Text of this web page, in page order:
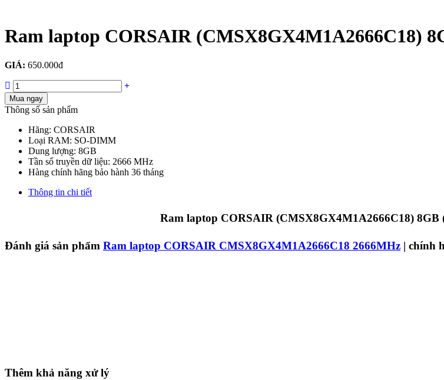
Ram laptop CORSAIR (CMSX8GX4M1A2666C18)
GIÁ: 650.000đ
Mua ngay
Thông số sản phẩm
Hãng: CORSAIR
Loại RAM: SO-DIMM
Dung lượng: 8GB
Tần số truyền dữ liệu: 2666 MHz
Hàng chính hãng bảo hành 36 tháng
Thông tin chi tiết
Ram laptop CORSAIR (CMSX8GX4M1A2666C18) 8GB
Đánh giá sản phẩm Ram laptop CORSAIR CMSX8GX4M1A2666C18 2666MHz | chính
Thêm khả năng xử lý